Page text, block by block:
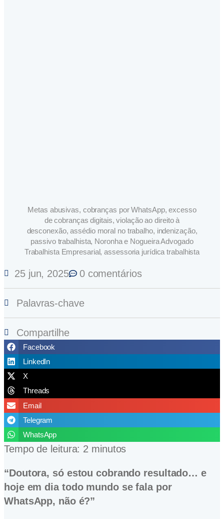
Metas abusivas, cobranças por WhatsApp, excesso
de cobranças digitais, violação ao direito à
desconexão, assédio moral no trabalho, indenização,
passivo trabalhista, Noronha e Nogueira Advogado
Trabalhista Empresarial, assessoria jurídica trabalhista
25 jun, 2025 0 comentários
Palavras-chave
Compartilhe
Facebook
LinkedIn
X
Threads
Email
Telegram
WhatsApp
Tempo de leitura: 2 minutos
“Doutora, só estou cobrando resultado… e
hoje em dia todo mundo se fala por
WhatsApp, não é?”